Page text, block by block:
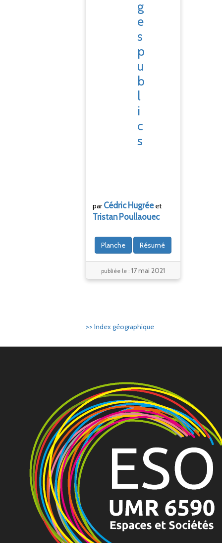
g
e
s
p
u
b
l
i
c
s
parCédric Hugréeet
Tristan Poullaouec
Planche Résumé
publiée le :17 mai 2021
>> Index géographique